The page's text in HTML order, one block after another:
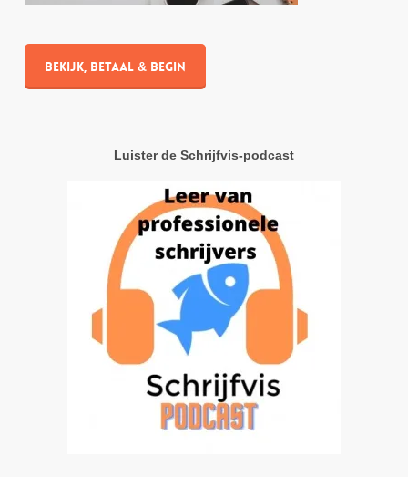
Bekijk, betaal & begin
Luister de Schrijfvis-podcast